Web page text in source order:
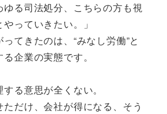
ゆる司法処分、こちらの方も視
っていきたい。」
てきたのは、“みなし労働”と
企業の実態です。
する意思が全くない。
だけ、会社が得になる、そう